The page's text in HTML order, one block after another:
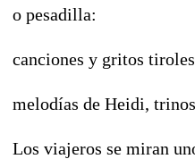
o pesadilla:
canciones y gritos
melodías de Heidi,
Los viajeros se miran